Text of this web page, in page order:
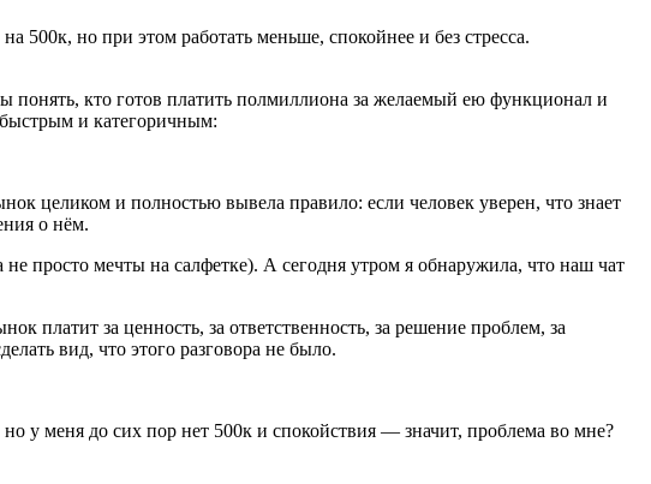
но при этом работать меньше, спокойнее и без стресса.
понять, кто готов платить полмиллиона за желаемый ею функционал и
и категоричным:
целиком и полностью вывела правило: если человек уверен, что знает
о нём.
просто мечты на салфетке). А сегодня утром я обнаружила, что наш чат
платит за ценность, за ответственность, за решение проблем, за
вид, что этого разговора не было.
у меня до сих пор нет 500к и спокойствия — значит, проблема во мне?